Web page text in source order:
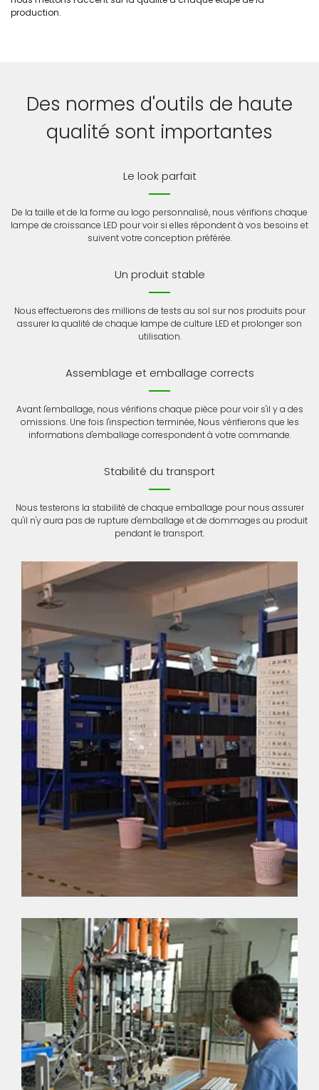
production.
Des normes d'outils de haute
qualité sont importantes
Le look parfait
De la taille et de la forme au logo personnalisé, nous vérifions chaque
lampe de croissance LED pour voir si elles répondent à vos besoins et
suivent votre conception préférée.
Un produit stable
Nous effectuerons des millions de tests au sol sur nos produits pour
assurer la qualité de chaque lampe de culture LED et prolonger son
utilisation.
Assemblage et emballage corrects
Avant l'emballage, nous vérifions chaque pièce pour voir s'il y a des
omissions. Une fois l'inspection terminée, Nous vérifierons que les
informations d'emballage correspondent à votre commande.
Stabilité du transport
Nous testerons la stabilité de chaque emballage pour nous assurer
qu'il n'y aura pas de rupture d'emballage et de dommages au produit
pendant le transport.